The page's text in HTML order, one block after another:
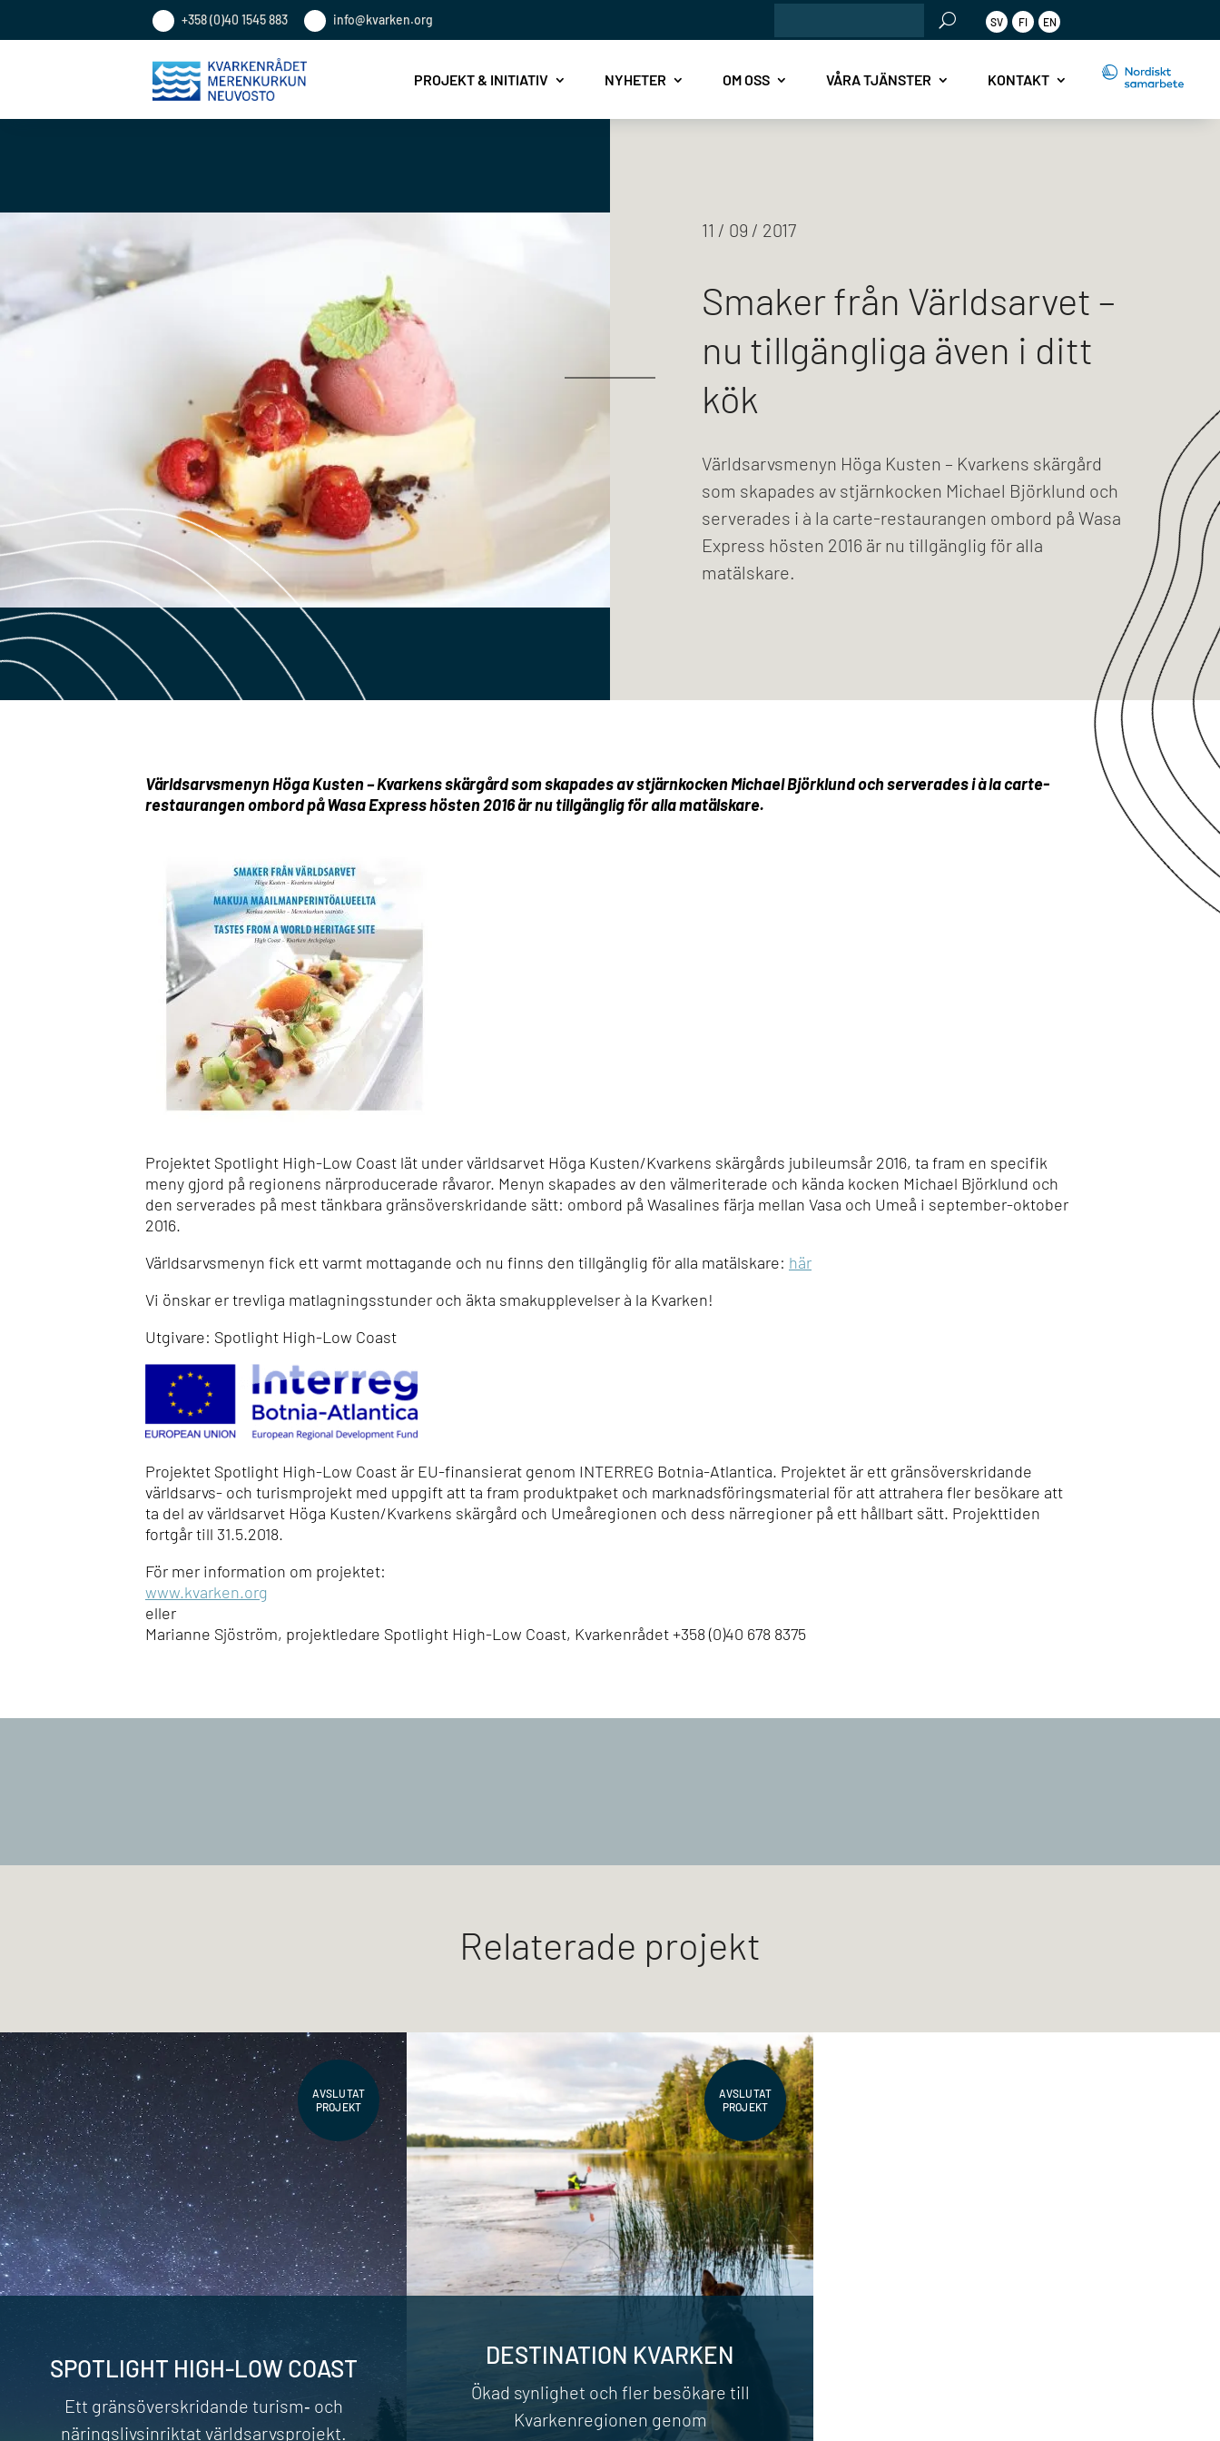
+358 (0)40 1545 883 info@kvarken.org
efter:
SV FI EN
PROJEKT & INITIATIV NYHETER OM OSS VÅRA TJÄNSTER KONTAKT
11 / 09 / 2017
Smaker från Världsarvet –
nu tillgängliga även i ditt
kök
Världsarvsmenyn Höga Kusten – Kvarkens skärgård
som skapades av stjärnkocken Michael Björklund och
serverades i à la carte-restaurangen ombord på Wasa
Express hösten 2016 är nu tillgänglig för alla
matälskare.
Världsarvsmenyn Höga Kusten – Kvarkens skärgård som skapades av stjärnkocken Michael Björklund och serverades i à la carte-
restaurangen ombord på Wasa Express hösten 2016 är nu tillgänglig för alla matälskare.
Projektet Spotlight High-Low Coast lät under världsarvet Höga Kusten/Kvarkens skärgårds jubileumsår 2016, ta fram en specifik
meny gjord på regionens närproducerade råvaror. Menyn skapades av den välmeriterade och kända kocken Michael Björklund och
den serverades på mest tänkbara gränsöverskridande sätt: ombord på Wasalines färja mellan Vasa och Umeå i september-oktober
2016.
Världsarvsmenyn fick ett varmt mottagande och nu finns den tillgänglig för alla matälskare: här
Vi önskar er trevliga matlagningsstunder och äkta smakupplevelser à la Kvarken!
Utgivare: Spotlight High-Low Coast
Projektet Spotlight High-Low Coast är EU-finansierat genom INTERREG Botnia-Atlantica. Projektet är ett gränsöverskridande
världsarvs- och turismprojekt med uppgift att ta fram produktpaket och marknadsföringsmaterial för att attrahera fler besökare att
ta del av världsarvet Höga Kusten/Kvarkens skärgård och Umeåregionen och dess närregioner på ett hållbart sätt. Projekttiden
fortgår till 31.5.2018.
För mer information om projektet:
www.kvarken.org
eller
Marianne Sjöström, projektledare Spotlight High-Low Coast, Kvarkenrådet +358 (0)40 678 8375
Relaterade projekt
AVSLUTAT
PROJEKT
SPOTLIGHT HIGH-LOW COAST
Ett gränsöverskridande turism‐ och
näringslivsinriktat världsarvsprojekt.
AVSLUTAT
PROJEKT
DESTINATION KVARKEN
Ökad synlighet och fler besökare till
Kvarkenregionen genom